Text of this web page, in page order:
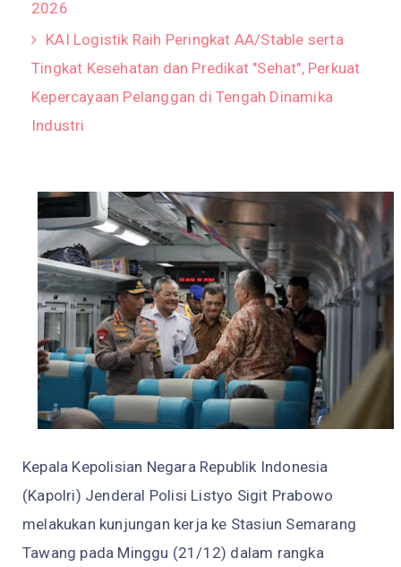
2026
KAI Logistik Raih Peringkat AA/Stable serta
Tingkat Kesehatan dan Predikat "Sehat", Perkuat
Kepercayaan Pelanggan di Tengah Dinamika
Industri
Kepala Kepolisian Negara Republik Indonesia
(Kapolri) Jenderal Polisi Listyo Sigit Prabowo
melakukan kunjungan kerja ke Stasiun Semarang
Tawang pada Minggu (21/12) dalam rangka